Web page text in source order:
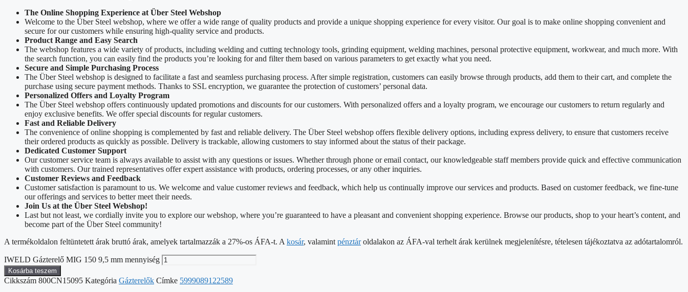
The Online Shopping Experience at Über Steel Webshop
Welcome to the Über Steel webshop, where we offer a wide range of quality products and provide a unique shopping experience for every visitor. Our goal is to make online shopping convenient and
secure for our customers while ensuring high-quality service and products.
Product Range and Easy Search
The webshop features a wide variety of products, including welding and cutting technology tools, grinding equipment, welding machines, personal protective equipment, workwear, and much more. With
the search function, you can easily find the products you’re looking for and filter them based on various parameters to get exactly what you need.
Secure and Simple Purchasing Process
The Über Steel webshop is designed to facilitate a fast and seamless purchasing process. After simple registration, customers can easily browse through products, add them to their cart, and complete the
purchase using secure payment methods. Thanks to SSL encryption, we guarantee the protection of customers’ personal data.
Personalized Offers and Loyalty Program
The Über Steel webshop offers continuously updated promotions and discounts for our customers. With personalized offers and a loyalty program, we encourage our customers to return regularly and
enjoy exclusive benefits. We offer special discounts for regular customers.
Fast and Reliable Delivery
The convenience of online shopping is complemented by fast and reliable delivery. The Über Steel webshop offers flexible delivery options, including express delivery, to ensure that customers receive
their ordered products as quickly as possible. Delivery is trackable, allowing customers to stay informed about the status of their package.
Dedicated Customer Support
Our customer service team is always available to assist with any questions or issues. Whether through phone or email contact, our knowledgeable staff members provide quick and effective communication
with customers. Our trained representatives offer expert assistance with products, ordering processes, or any other inquiries.
Customer Reviews and Feedback
Customer satisfaction is paramount to us. We welcome and value customer reviews and feedback, which help us continually improve our services and products. Based on customer feedback, we fine-tune
our offerings and services to better meet their needs.
Join Us at the Über Steel Webshop!
Last but not least, we cordially invite you to explore our webshop, where you’re guaranteed to have a pleasant and convenient shopping experience. Browse our products, shop to your heart’s content, and
become part of the Über Steel community!
A termékoldalon feltüntetett árak bruttó árak, amelyek tartalmazzák a 27%-os ÁFA-t. A kosár, valamint pénztároldalakon az ÁFA-val terhelt árak kerülnek megjelenítésre, tételesen tájékoztatva az adótartalomról.
IWELD Gázterelő MIG 150 9,5 mm mennyiség
Kosárba teszem
Cikkszám 800CN15095 Kategória Gázterelők Címke 5999089122589